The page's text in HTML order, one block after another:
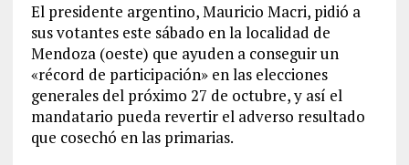
El presidente argentino, Mauricio Macri, pidió a
sus votantes este sábado en la localidad de
Mendoza (oeste) que ayuden a conseguir un
«récord de participación» en las elecciones
generales del próximo 27 de octubre, y así el
mandatario pueda revertir el adverso resultado
que cosechó en las primarias.